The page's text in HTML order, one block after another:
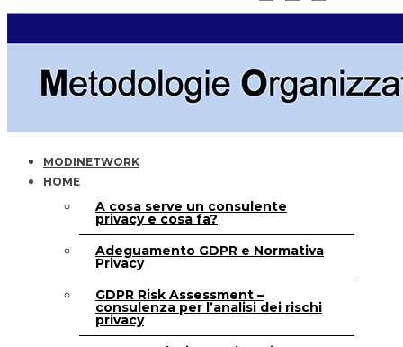
MODINETWORK
HOME
A cosa serve un consulente
privacy e cosa fa?
Adeguamento GDPR e Normativa
Privacy
GDPR Risk Assessment –
consulenza per l’analisi dei rischi
privacy